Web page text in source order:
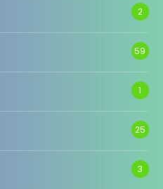
2
59
1
25
3